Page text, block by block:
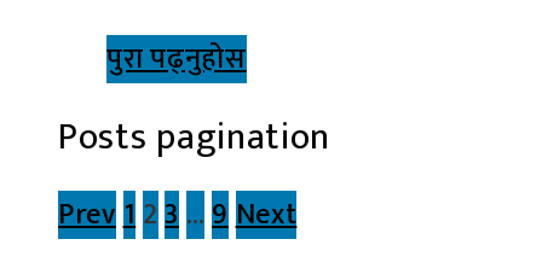
पुरा पढ्नुहोस
Posts pagination
Prev123…9Next